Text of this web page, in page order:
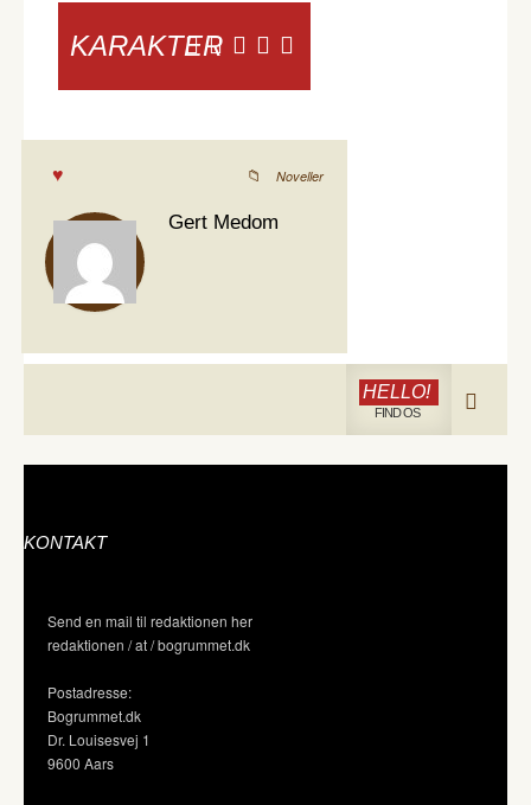
KARAKTER
Noveller
Gert Medom
HELLO!
FIND OS
KONTAKT
Send en mail til redaktionen her
redaktionen / at / bogrummet.dk
Postadresse:
Bogrummet.dk
Dr. Louisesvej 1
9600 Aars